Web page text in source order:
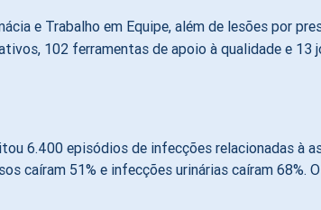
e Trabalho em Equipe, além de lesões por
102 ferramentas de apoio à qualidade e 13
6.400 episódios de infecções relacionadas à
caíram 51% e infecções urinárias caíram 68%.